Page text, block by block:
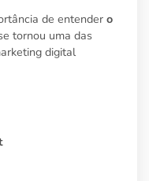
de entender o
tornou uma das
digital